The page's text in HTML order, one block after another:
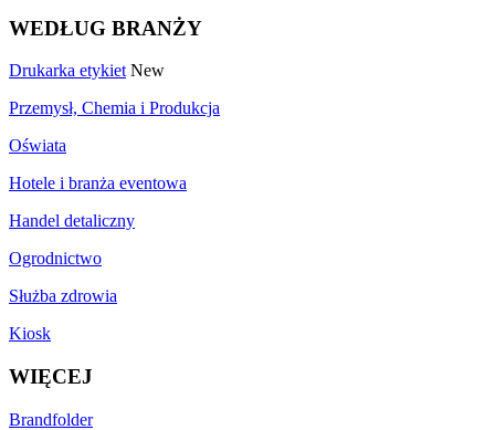
WEDŁUG BRANŻY
Drukarka etykiet New
Przemysł, Chemia i Produkcja
Oświata
Hotele i branża eventowa
Handel detaliczny
Ogrodnictwo
Służba zdrowia
Kiosk
WIĘCEJ
Brandfolder